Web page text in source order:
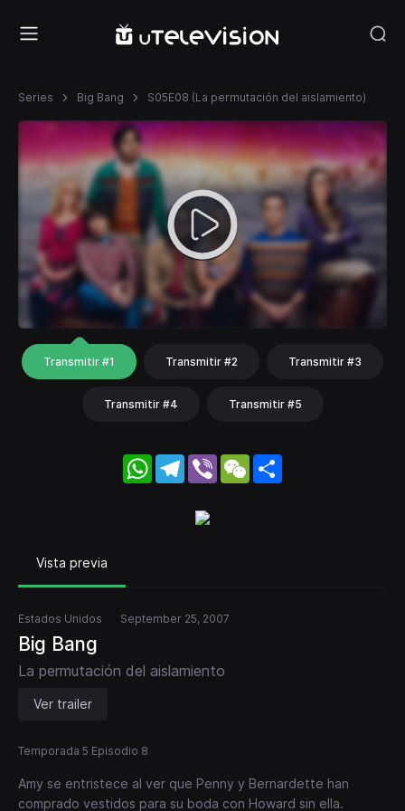
Series Big Bang S05E08 (La permutación del aislamiento)
Transmitir #1 Transmitir #2 Transmitir #3
Transmitir #4 Transmitir #5
WhatsApp
Telegram
Viber WeChat
Vista previa
Estados Unidos September 25, 2007
Big Bang
La permutación del aislamiento
Ver trailer
Temporada 5 Episodio 8
Amy se entristece al ver que Penny y Bernardette han
comprado vestidos para su boda con Howard sin ella.